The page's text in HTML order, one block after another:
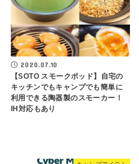
2020.07.10
【SOTO スモークポッド】自宅の
キッチンでもキャンプでも簡単に
利用できる陶器製のスモーカー！
IH対応もあり